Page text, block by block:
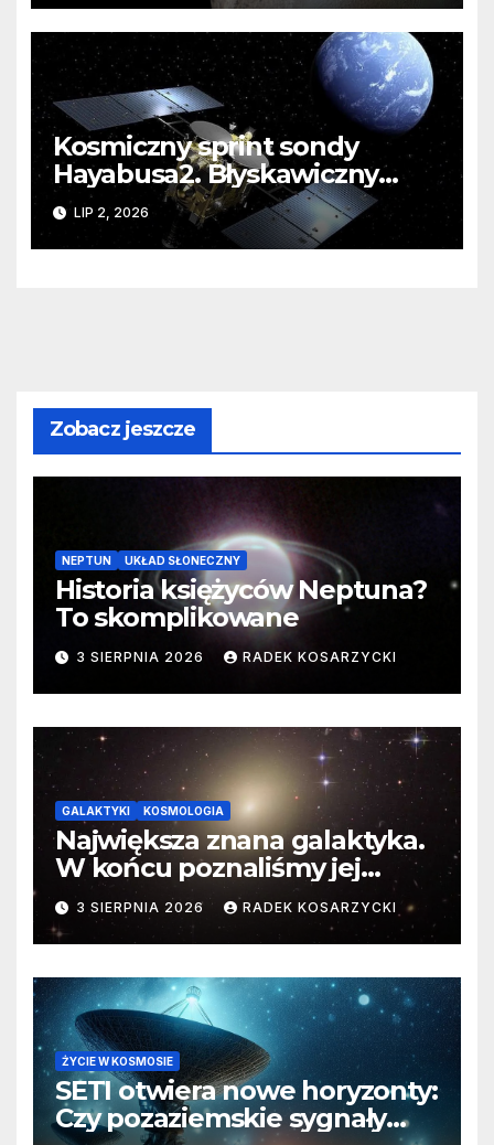
Kosmiczny sprint sondy
Hayabusa2. Błyskawiczny
przelot koło Torifune to test
dla obrony planetarnej
LIP 2, 2026
Zobacz jeszcze
NEPTUN UKŁAD SŁONECZNY
Historia księżyców Neptuna?
To skomplikowane
3 SIERPNIA 2026 RADEK KOSARZYCKI
GALAKTYKI KOSMOLOGIA
Największa znana galaktyka.
W końcu poznaliśmy jej
faktyczne wymiary
3 SIERPNIA 2026 RADEK KOSARZYCKI
ŻYCIE W KOSMOSIE
SETI otwiera nowe horyzonty:
Czy pozaziemskie sygnały